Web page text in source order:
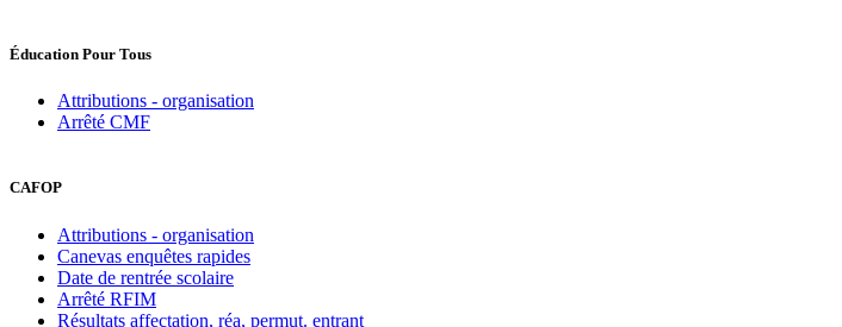
Éducation Pour Tous
Attributions - organisation
Arrêté CMF
CAFOP
Attributions - organisation
Canevas enquêtes rapides
Date de rentrée scolaire
Arrêté RFIM
Résultats affectation, réa, permut. entrant